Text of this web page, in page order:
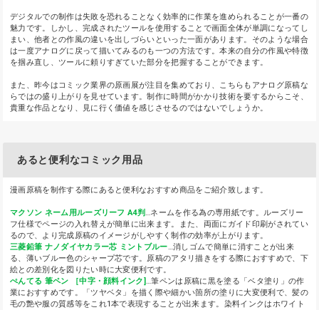
デジタルでの制作は失敗を恐れることなく効率的に作業を進められることが一番の
魅力です。しかし、完成されたツールを使用することで画面全体が単調になってし
まい、他者との作風の違いを出しづらいといった一面があります。そのような場合
は一度アナログに戻って描いてみるのも一つの方法です。本来の自分の作風や特徴
を掴み直し、ツールに頼りすぎていた部分を把握することができます。
また、昨今はコミック業界の原画展が注目を集めており、こちらもアナログ原稿な
らではの盛り上がりを見せています。制作に時間がかかり技術を要するからこそ、
貴重な作品となり、見に行く価値を感じさせるのではないでしょうか。
あると便利なコミック用品
漫画原稿を制作する際にあると便利なおすすめ商品をご紹介致します。
マクソン ネーム用ルーズリーフ A4判 …ネームを作る為の専用紙です。ルーズリー
フ仕様でページの入れ替えが簡単に出来ます。また、両面にガイド印刷がされてい
るので、より完成原稿のイメージがしやすく制作の効率が上がります。
三菱鉛筆 ナノダイヤカラー芯 ミントブルー…消しゴムで簡単に消すことが出来
る、薄いブルー色のシャープ芯です。原稿のアタリ描きをする際におすすめで、下
絵との差別化を図りたい時に大変便利です。
ぺんてる 筆ペン ［中字・顔料インク] …筆ペンは原稿に黒を塗る「ベタ塗り」の作
業におすすめです。「ツヤベタ」を描く際や細かい箇所の塗りに大変便利で、髪の
毛の艶や服の質感等をこれ1本で表現することが出来ます。染料インクはホワイト